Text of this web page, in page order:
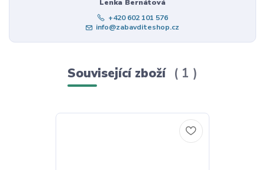
Lenka Bernátová
+420 602 101 576
info@zabavditeshop.cz
Související zboží 1